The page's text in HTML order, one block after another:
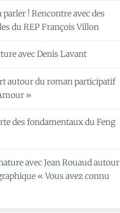
! Rencontre avec des
du REP François Villon
avec Denis Lavant
autour du roman participatif
»
des fondamentaux du Feng
avec Jean Rouaud autour
« Vous avez connu